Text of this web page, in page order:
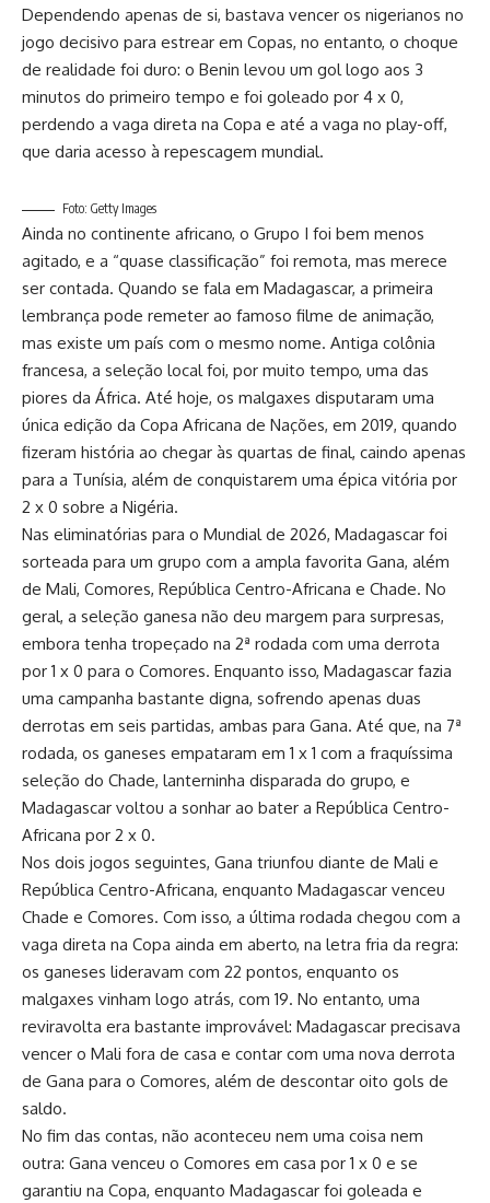
Dependendo apenas de si, bastava vencer os nigerianos no
jogo decisivo para estrear em Copas, no entanto, o choque
de realidade foi duro: o Benin levou um gol logo aos 3
minutos do primeiro tempo e foi goleado por 4 x 0,
perdendo a vaga direta na Copa e até a vaga no play-off,
que daria acesso à repescagem mundial.
Foto: Getty Images
Ainda no continente africano, o Grupo I foi bem menos
agitado, e a “quase classificação” foi remota, mas merece
ser contada. Quando se fala em Madagascar, a primeira
lembrança pode remeter ao famoso filme de animação,
mas existe um país com o mesmo nome. Antiga colônia
francesa, a seleção local foi, por muito tempo, uma das
piores da África. Até hoje, os malgaxes disputaram uma
única edição da Copa Africana de Nações, em 2019, quando
fizeram história ao chegar às quartas de final, caindo apenas
para a Tunísia, além de conquistarem uma épica vitória por
2 x 0 sobre a Nigéria.
Nas eliminatórias para o Mundial de 2026, Madagascar foi
sorteada para um grupo com a ampla favorita Gana, além
de Mali, Comores, República Centro-Africana e Chade. No
geral, a seleção ganesa não deu margem para surpresas,
embora tenha tropeçado na 2ª rodada com uma derrota
por 1 x 0 para o Comores. Enquanto isso, Madagascar fazia
uma campanha bastante digna, sofrendo apenas duas
derrotas em seis partidas, ambas para Gana. Até que, na 7ª
rodada, os ganeses empataram em 1 x 1 com a fraquíssima
seleção do Chade, lanterninha disparada do grupo, e
Madagascar voltou a sonhar ao bater a República Centro-
Africana por 2 x 0.
Nos dois jogos seguintes, Gana triunfou diante de Mali e
República Centro-Africana, enquanto Madagascar venceu
Chade e Comores. Com isso, a última rodada chegou com a
vaga direta na Copa ainda em aberto, na letra fria da regra:
os ganeses lideravam com 22 pontos, enquanto os
malgaxes vinham logo atrás, com 19. No entanto, uma
reviravolta era bastante improvável: Madagascar precisava
vencer o Mali fora de casa e contar com uma nova derrota
de Gana para o Comores, além de descontar oito gols de
saldo.
No fim das contas, não aconteceu nem uma coisa nem
outra: Gana venceu o Comores em casa por 1 x 0 e se
garantiu na Copa, enquanto Madagascar foi goleada e